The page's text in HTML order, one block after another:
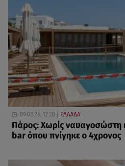
09.08.26, 12:28 ΕΛΛΑΔΑ
Πάρος: Χωρίς ναυαγοσώστη
bar όπου πνίγηκε ο 4χρονος